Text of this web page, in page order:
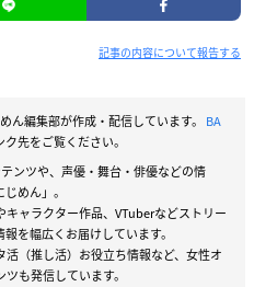
記事の内容について報告する
ん編集部が作成・配信しています。 BA
先をご覧ください。
ンツや、声優・舞台・俳優などの情
めん」。
ャラクター作品、VTuberなどストリー
を幅広くお届けしています。
（推し活）お役立ち情報など、女性オ
も発信しています。